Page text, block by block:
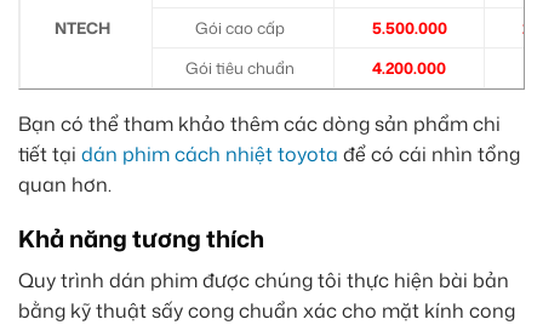
NTECH
Gói cao cấp
5.500.000
Gói tiêu chuẩn
4.200.000
Bạn có thể tham khảo thêm các dòng sản phẩm chi
tiết tại dán phim cách nhiệt toyota để có cái nhìn tổng
quan hơn.
Khả năng tương thích
Quy trình dán phim được chúng tôi thực hiện bài bản
bằng kỹ thuật sấy cong chuẩn xác cho mặt kính cong